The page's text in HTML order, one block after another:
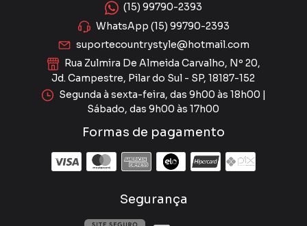
(15) 99790-2393
WhatsApp (15) 99790-2393
suportecountrystyle@hotmail.com
Rua Zulmira De Almeida Carvalho, Nº 20,
Jd. Campestre, Pilar do Sul - SP, 18187-152
Segunda à sexta-feira, das 9h00 às 18h00 |
Sábado, das 9h00 às 17h00
Formas de pagamento
Segurança